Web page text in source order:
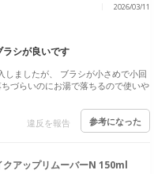
2026/03/11
シが良いです
しましたが、 ブラシが小さめで小回
づらいのにお湯で落ちるので使いや
違反を報告 参考になった
クアップリムーバーN 150ml